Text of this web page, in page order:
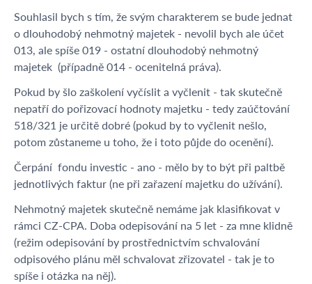
Souhlasil bych s tím, že svým charakterem se bude jednat
o dlouhodobý nehmotný majetek - nevolil bych ale účet
013, ale spíše 019 - ostatní dlouhodobý nehmotný
majetek (případně 014 - ocenitelná práva).
Pokud by šlo zaškolení vyčíslit a vyčlenit - tak skutečně
nepatří do pořizovací hodnoty majetku - tedy zaúčtování
518/321 je určitě dobré (pokud by to vyčlenit nešlo,
potom zůstaneme u toho, že i toto půjde do ocenění).
Čerpání fondu investic - ano - mělo by to být při paltbě
jednotlivých faktur (ne při zařazení majetku do užívání).
Nehmotný majetek skutečně nemáme jak klasifikovat v
rámci CZ-CPA. Doba odepisování na 5 let - za mne klidně
(režim odepisování by prostřednictvím schvalování
odpisového plánu měl schvalovat zřizovatel - tak je to
spíše i otázka na něj).